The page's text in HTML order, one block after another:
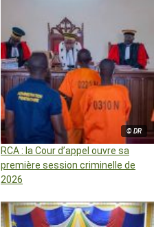
© DR
RCA : la Cour d’appel ouvre sa
première session criminelle de
2026